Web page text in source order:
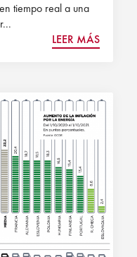
tiempo real a una
LEER MÁS